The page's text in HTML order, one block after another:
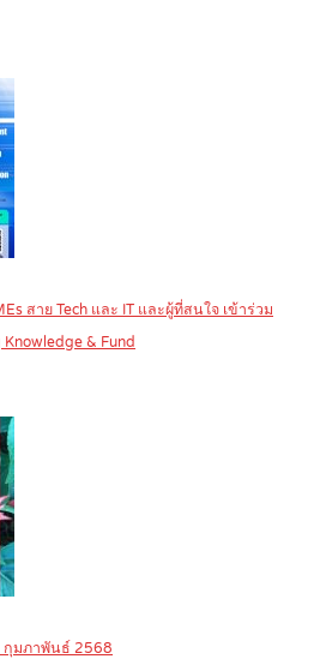
สาย Tech และ IT และผู้ที่สนใจ เข้าร่วม
& Fund
กุมภาพันธ์ 2568